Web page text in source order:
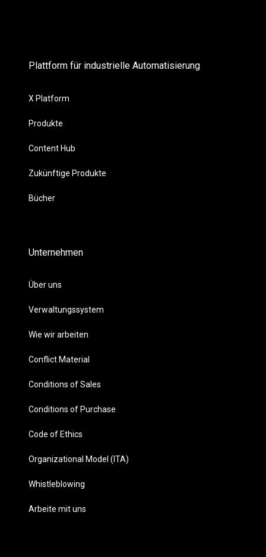
Plattform für industrielle Automatisierung
X Platform
Produkte
Content Hub
Zukünftige Produkte
Bücher
Unternehmen
Über uns
Verwaltungssystem
Wie wir arbeiten
Conflict Material
Conditions of Sales
Conditions of Purchase
Code of Ethics
Organizational Model (ITA)
Whistleblowing
Arbeite mit uns